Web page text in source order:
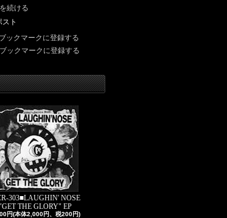
続ける
ックマークに登録する
ックマークに登録する
303■LAUGHIN' NOSE
THE GLORY" EP
円(本体2,000円、税200円)